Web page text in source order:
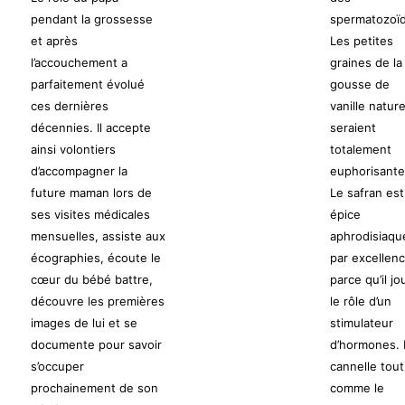
pendant la grossesse
et après
l’accouchement a
parfaitement évolué
ces dernières
décennies. Il accepte
ainsi volontiers
d’accompagner la
future maman lors de
ses visites médicales
mensuelles, assiste aux
écographies, écoute le
cœur du bébé battre,
découvre les premières
images de lui et se
documente pour savoir
s’occuper
prochainement de son
Les petites
graines de la
gousse de
vanille
seraient
totalement
Le safran
épice
par
parce qu’il
le rôle d’un
stimulateur
d’hormones.
cannelle tout
comme le